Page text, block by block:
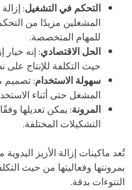
التحكم في التشغيل:
المشغلين مزيدًا من
للمهام المتخصصة.
الحل الاقتصادي: إنه خيار
حيث التكلفة للإنتاج
سهولة الاستخدام: تصميم
المشغل حتى أثناء
المرونة: يمكن تعديلها
التشكيلات المختلفة.
تُعد ماكينات إزالة الأزيز
بمرونتها وفعاليتها من حيث
النتوءات بدقة.